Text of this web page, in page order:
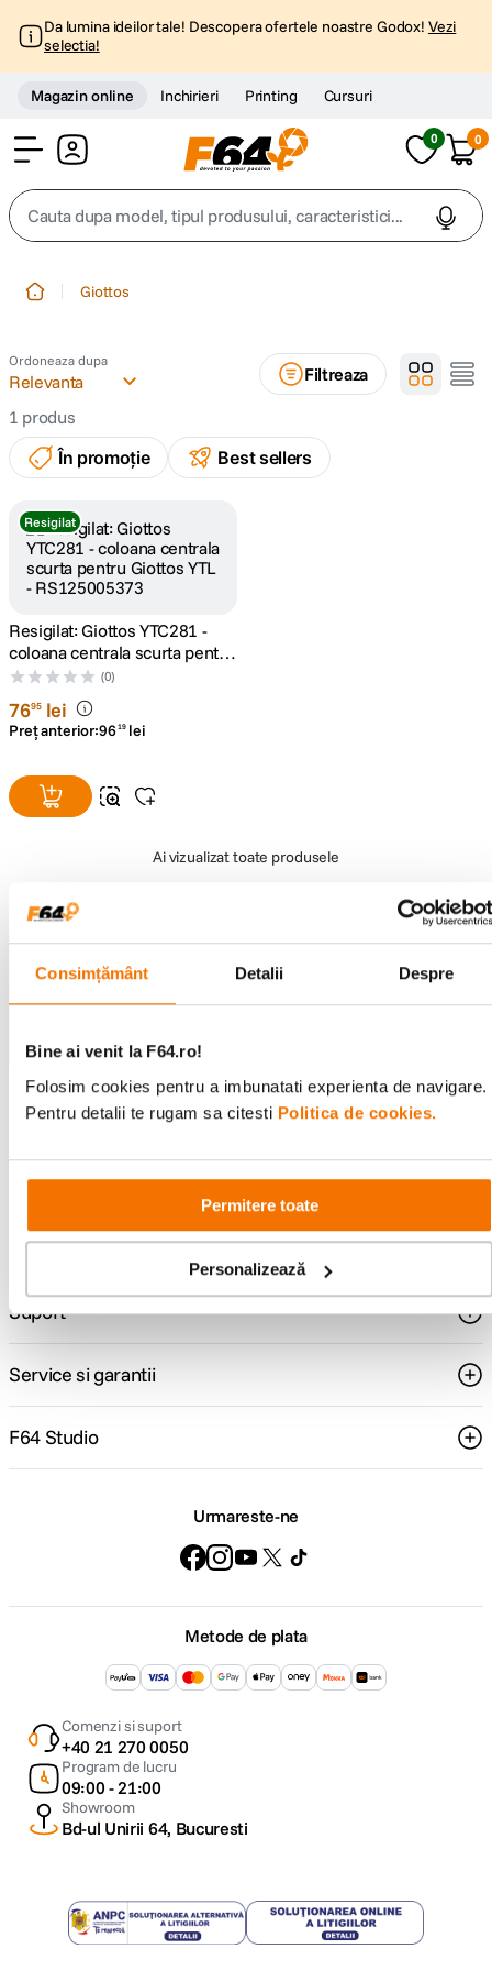
Consimțământ Detalii Despre
Bine ai venit la F64.ro!
Folosim cookies pentru a imbunatati experienta de navigare.
Pentru detalii te rugam sa citesti Politica de cookies.
Permitere toate
Personalizează
Da lumina ideilor tale! Descopera ofertele noastre Godox! Vezi
selectia!
Magazin online Inchirieri Printing Cursuri
0 0
Cauta dupa model, tipul produsului, caracteristici...
2. trepied
3. trepied telefon
5. lavaliera
6. canon sx740 hs
7. card memorie
sony fx
10 dji osmo pocket 4
Giottos
Ordoneaza dupa
Relevanta
Filtreaza
1 produs
În promoție
Best sellers
Resigilat
Resigilat: Giottos YTC281 -
coloana centrala scurta pentru
Giottos YTL - RS125005373
(0)
7695 lei
Preț anterior:9619 lei
Ai vizualizat toate produsele
Alatura-te comunitatii creatorilor
Descopera inspiratie, recomandari utile,
ghiduri foto-video si oferte pregatite special
Consultanta
Livrare gratuita
Comenzi si livrare
Suport
Service si garantii
F64 Studio
Urmareste-ne
Metode de plata
Comenzi si suport
+40 21 270 0050
Program de lucru
09:00 - 21:00
Showroom
Bd-ul Unirii 64, Bucuresti